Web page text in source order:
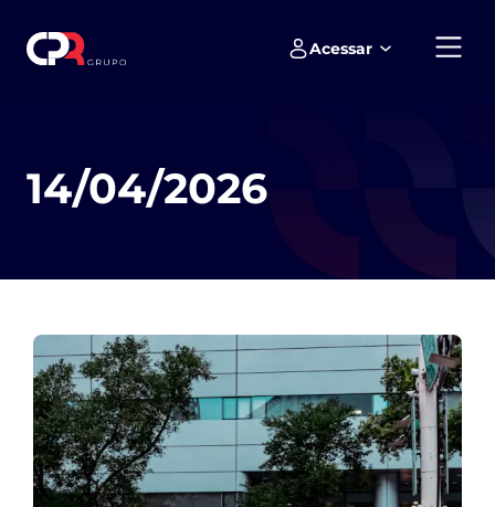
Acessar
14/04/2026